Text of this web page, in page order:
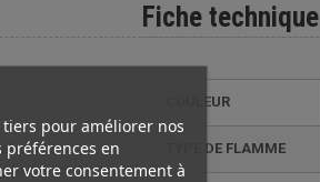
tiers pour améliorer nos
préférences en
votre consentement à
Fiche technique
COULEUR
TYPE DE FLAMME
ici dans sa